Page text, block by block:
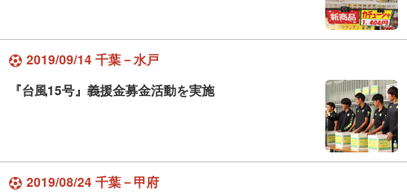
2019/09/14 千葉－水戸
『台風15号』義援金募金活動を実施
2019/08/24 千葉－甲府